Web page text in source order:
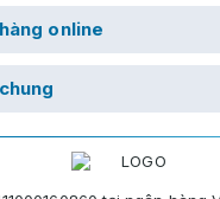
online